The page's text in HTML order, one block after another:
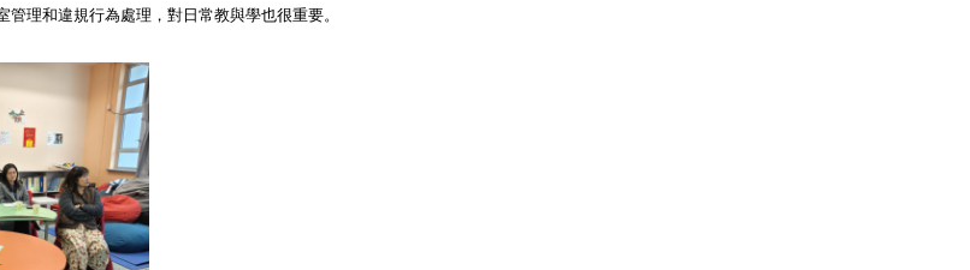
管理和違規行為處理 ， 對日常教與學也很重要。